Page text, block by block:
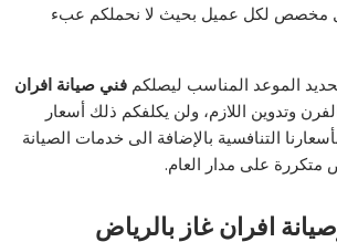
مخصص لكل عميل بحيث لا نحملكم عبء
الموعد المناسب ليصلكمفني صيانة افران
وتدوين اللازم، ولن يكلفكم ذلك أسعار
التنافسية بالإضافة الى خدمات الصيانة
متكررة على مدار العام.
افران غاز بالرياض